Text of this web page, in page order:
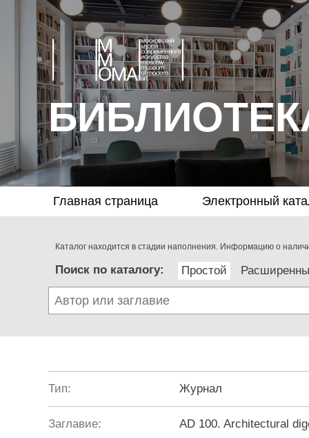
Главная страница Электронный
Каталог находится в стадии наполнения. Информацию о
Поиск по каталогу: Простой
Тип: Журнал
Заглавие: AD 100. Architectural